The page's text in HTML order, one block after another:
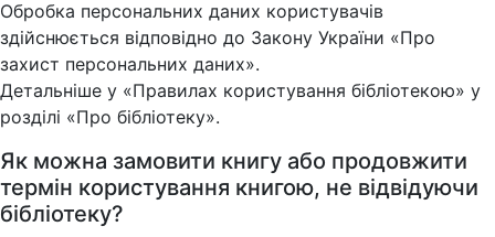
Обробка персональних даних користувачів
здійснюється відповідно до Закону України «Про
захист персональних даних».
Детальніше у «Правилах користування бібліотекою» у
розділі «Про бібліотеку».
Як можна замовити книгу або продовжити
термін користування книгою, не відвідуючи
бібліотеку?